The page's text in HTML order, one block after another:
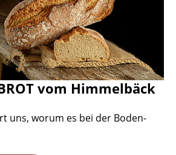
vom Himmelbäck
uns, worum es bei der Boden-